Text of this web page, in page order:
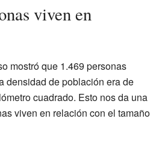
viven en
mostró que 1.469 personas
densidad de población era de
cuadrado. Esto nos da una
viven en relación con el tamaño